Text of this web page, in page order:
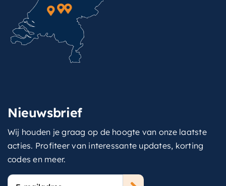
Nieuwsbrief
Wij houden je graag op de hoogte van onze laatste
acties. Profiteer van interessante updates, korting
codes en meer.
E-